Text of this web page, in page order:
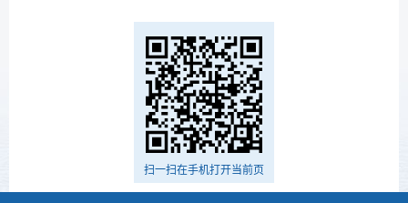
扫一扫在手机打开当前页